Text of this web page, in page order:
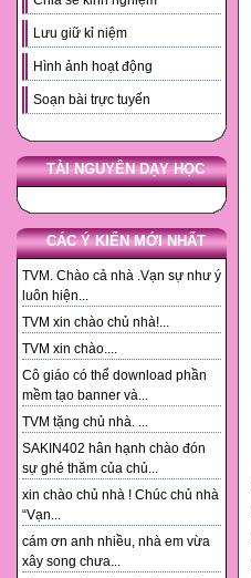
Lưu giữ kỉ niệm
Hình ảnh hoạt động
Soạn bài trực tuyến
TÀI NGUYÊN DẠY HỌC
CÁC Ý KIẾN MỚI NHẤT
TVM. Chào cả nhà .Vạn sự như ý
luôn hiện...
TVM xin chào chủ nhà!...
TVM xin chào....
Cô giáo có thể download phần
mềm tạo banner và...
TVM tặng chủ nhà. ...
SAKIN402 hân hạnh chào đón
sự ghé thăm của chủ...
xin chào chủ nhà ! Chúc chủ nhà
“Vạn...
cám ơn anh nhiều, nhà em vừa
xây song chưa...